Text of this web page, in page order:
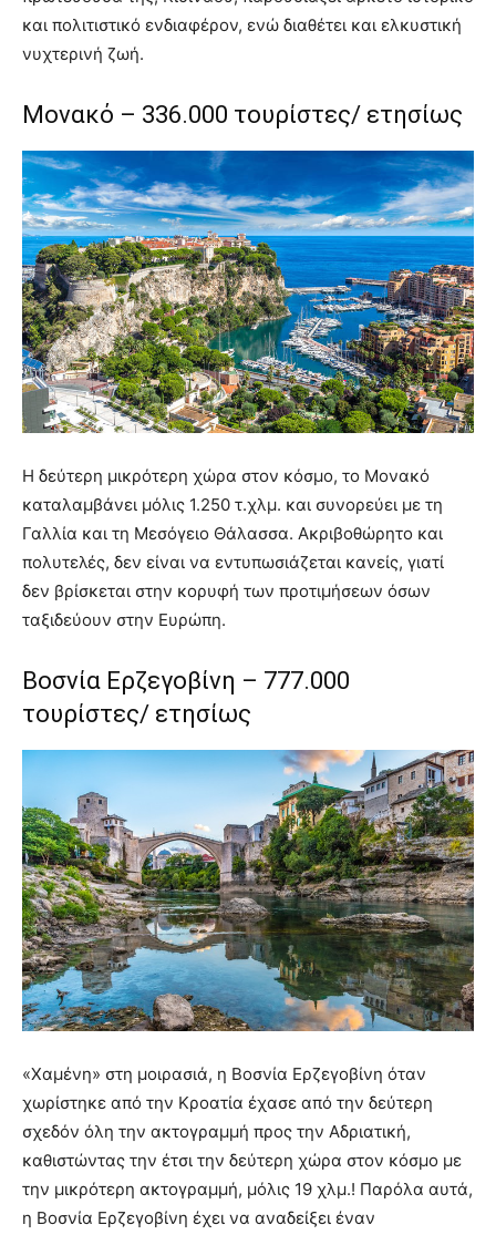
και πολιτιστικό ενδιαφέρον, ενώ διαθέτει και ελκυστική
νυχτερινή ζωή.
Μονακό – 336.000 τουρίστες/ ετησίως
Η δεύτερη μικρότερη χώρα στον κόσμο, το Μονακό
καταλαμβάνει μόλις 1.250 τ.χλμ. και συνορεύει με τη
Γαλλία και τη Μεσόγειο Θάλασσα. Ακριβοθώρητο και
πολυτελές, δεν είναι να εντυπωσιάζεται κανείς, γιατί
δεν βρίσκεται στην κορυφή των προτιμήσεων όσων
ταξιδεύουν στην Ευρώπη.
Βοσνία Ερζεγοβίνη – 777.000
τουρίστες/ ετησίως
«Χαμένη» στη μοιρασιά, η Βοσνία Ερζεγοβίνη όταν
χωρίστηκε από την Κροατία έχασε από την δεύτερη
σχεδόν όλη την ακτογραμμή προς την Αδριατική,
καθιστώντας την έτσι την δεύτερη χώρα στον κόσμο με
την μικρότερη ακτογραμμή, μόλις 19 χλμ.! Παρόλα αυτά,
η Βοσνία Ερζεγοβίνη έχει να αναδείξει έναν